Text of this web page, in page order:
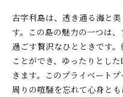
古字利島は、透き通る海と
す。この島の魅力の一つは
過ごす贅沢なひとときです
ことができ、ゆったりとし
きます。このプライベート
周りの喧騒を忘れて心身と